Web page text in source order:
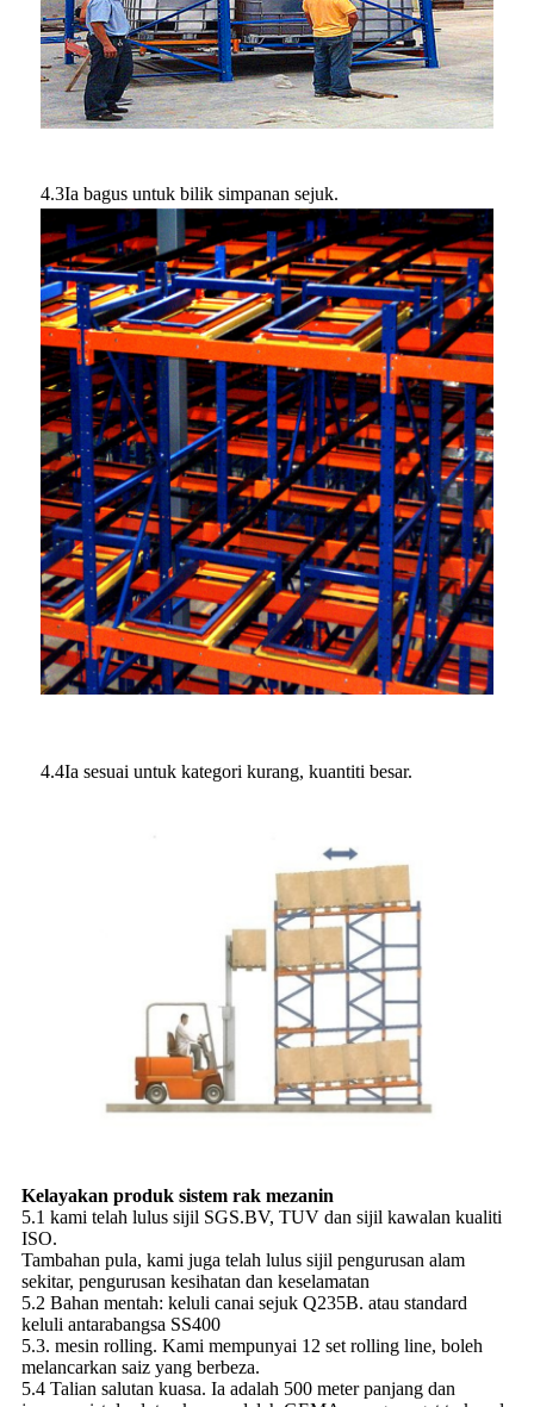
4.3Ia bagus untuk bilik simpanan sejuk.
4.4Ia sesuai untuk kategori kurang, kuantiti besar.
Kelayakan produk sistem rak mezanin
5.1 kami telah lulus sijil SGS.BV, TUV dan sijil kawalan kualiti
ISO.
Tambahan pula, kami juga telah lulus sijil pengurusan alam
sekitar, pengurusan kesihatan dan keselamatan
5.2 Bahan mentah: keluli canai sejuk Q235B. atau standard
keluli antarabangsa SS400
5.3. mesin rolling. Kami mempunyai 12 set rolling line, boleh
melancarkan saiz yang berbeza.
5.4 Talian salutan kuasa. Ia adalah 500 meter panjang dan